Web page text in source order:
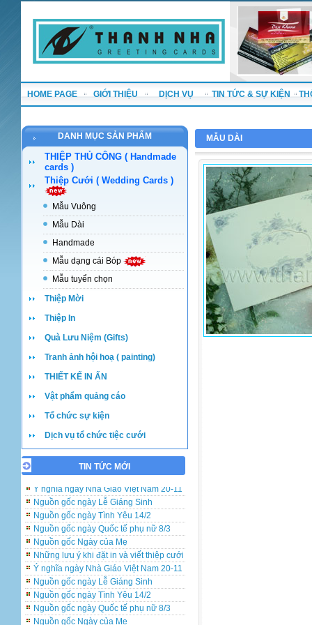
HOME PAGE GIỚI THIỆU DỊCH VỤ TIN TỨC & SỰ KIỆN
DANH MỤC SẢN PHẨM
THIỆP THỦ CÔNG ( Handmade
cards )
Thiệp Cưới ( Wedding Cards )
Mẫu Vuông
Mẫu Dài
Handmade
Mẫu dạng cái Bóp
Mẫu tuyển chọn
Thiệp Mời
Thiệp In
Quà Lưu Niệm (Gifts)
Tranh ảnh hội hoạ ( painting)
THIẾT KẾ IN ẤN
Vật phẩm quảng cáo
Tổ chức sự kiện
Dịch vụ tổ chức tiệc cưới
TIN TỨC MỚI
Những lưu ý khi đặt in và viết thiệp cưới
Nguồn gốc ngày Lễ Giáng Sinh
Nguồn gốc ngày Tình Yêu 14/2
Nguồn gốc ngày Quốc tế phụ nữ 8/3
Nguồn gốc Ngày của Mẹ
Những lưu ý khi đặt in và viết thiệp cưới
Ý nghĩa ngày Nhà Giáo Việt Nam 20-11
Nguồn gốc ngày Lễ Giáng Sinh
Nguồn gốc ngày Tình Yêu 14/2
Nguồn gốc ngày Quốc tế phụ nữ 8/3
Nguồn gốc Ngày của Mẹ
MẪU DÀI